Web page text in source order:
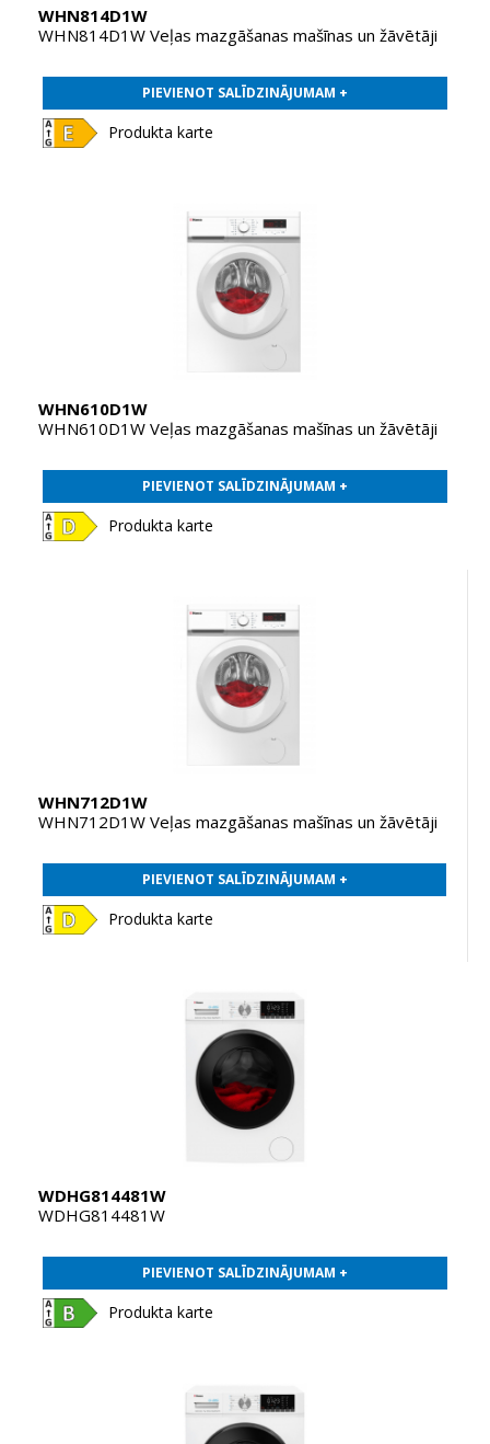
WHN814D1W
WHN814D1W Veļas mazgāšanas mašīnas un žāvētāji
PIEVIENOT SALĪDZINĀJUMAM +
Produkta karte
WHN610D1W
WHN610D1W Veļas mazgāšanas mašīnas un žāvētāji
PIEVIENOT SALĪDZINĀJUMAM +
Produkta karte
WHN712D1W
WHN712D1W Veļas mazgāšanas mašīnas un žāvētāji
PIEVIENOT SALĪDZINĀJUMAM +
Produkta karte
WDHG814481W
WDHG814481W
PIEVIENOT SALĪDZINĀJUMAM +
Produkta karte